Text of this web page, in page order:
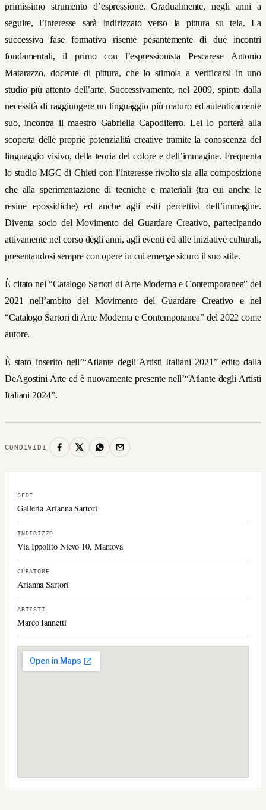
primissimo strumento d’espressione. Gradualmente, negli anni a
seguire, l’interesse sarà indirizzato verso la pittura su tela. La
successiva fase formativa risente pesantemente di due incontri
fondamentali, il primo con l’espressionista Pescarese Antonio
Matarazzo, docente di pittura, che lo stimola a verificarsi in uno
studio più attento dell’arte. Successivamente, nel 2009, spinto dalla
necessità di raggiungere un linguaggio più maturo ed autenticamente
suo, incontra il maestro Gabriella Capodiferro. Lei lo porterà alla
scoperta delle proprie potenzialità creative tramite la conoscenza del
linguaggio visivo, della teoria del colore e dell’immagine. Frequenta
lo studio MGC di Chieti con l’interesse rivolto sia alla composizione
che alla sperimentazione di tecniche e materiali (tra cui anche le
resine epossidiche) ed anche agli esiti percettivi dell’immagine.
Diventa socio delMovimento del Guardare Creativo,partecipando
attivamente nel corso degli anni, agli eventi ed alle iniziative culturali,
presentandosi sempre con opere in cui emerge sicuro il suo stile.
È citato nel “Catalogo Sartori di Arte Moderna e Contemporanea”del
2021 nell’ambito del Movimento del Guardare Creativo e nel
“Catalogo Sartori di Arte Moderna e Contemporanea” del 2022come
autore.
È stato inserito nell’“Atlante degli Artisti Italiani 2021” edito dalla
DeAgostini Arte ed è nuovamente presente nell’“Atlante degli Artisti
Italiani 2024”.
CONDIVIDI
SEDE
Galleria Arianna Sartori
INDIRIZZO
Via Ippolito Nievo 10, Mantova
CURATORE
Arianna Sartori
ARTISTI
Marco Iannetti